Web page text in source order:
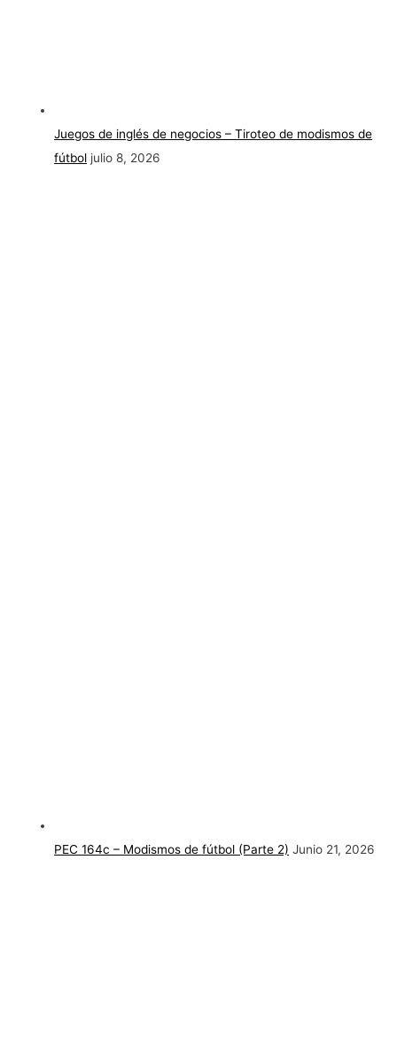
Juegos de inglés de negocios – Tiroteo de modismos de
fútbol julio 8, 2026
PEC 164c – Modismos de fútbol (Parte 2) Junio 21, 2026